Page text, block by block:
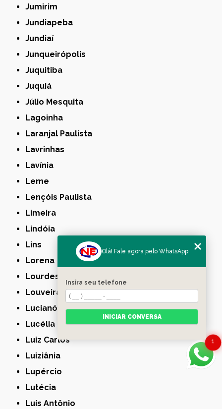
Jumirim
Jundiapeba
Jundiaí
Junqueirópolis
Juquitiba
Juquiá
Júlio Mesquita
Lagoinha
Laranjal Paulista
Lavrinhas
Lavínia
Leme
Lençóis Paulista
Limeira
Lindóia
Lins
Lorena
Lourdes
Louveira
Lucianópolis
Lucélia
Luiz Carlos
Luiziânia
Lupércio
Lutécia
Luís Antônio
1
Olá! Fale agora pelo WhatsApp
Insira seu telefone
INICIAR CONVERSA